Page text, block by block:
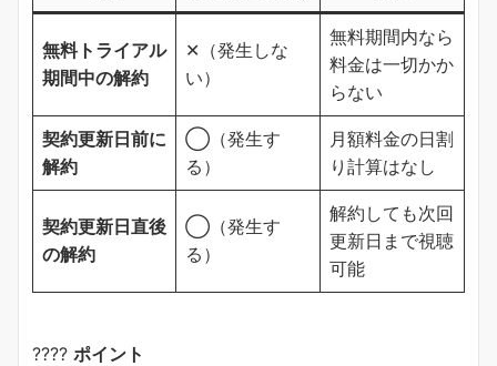
無料トライアル
期間中の解約
✕（発生しな
い）
無料期間内なら
料金は一切かか
らない
契約更新日前に
解約
◯（発生す
る）
月額料金の日割
り計算はなし
契約更新日直後
の解約
◯（発生す
る）
解約しても次回
更新日まで視聴
可能
???? ポイント